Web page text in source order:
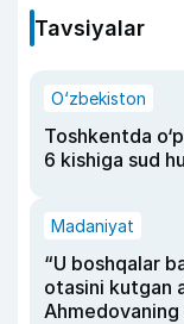
Tavsiyalar
O‘zbekiston
Toshkentda
6 kishiga sud
Madaniyat
“U boshqalar
otasini kutgan
Ahmedovaning